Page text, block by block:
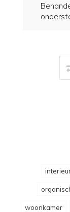
woonkamer